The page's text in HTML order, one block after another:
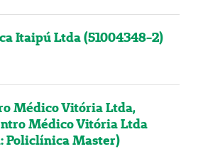
Itaipú Ltda (51004348-2)
Médico Vitória Ltda,
Médico Vitória Ltda
Policlínica Master)